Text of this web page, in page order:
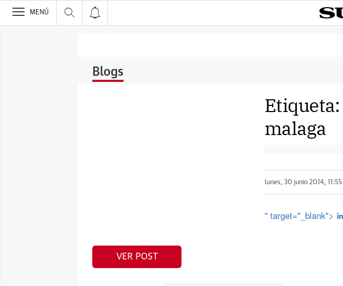
>
MENÚ
Blogs
Etiqueta:
malaga
lunes, 30 junio 2014, 11:55
" target="_blank">
VER POST